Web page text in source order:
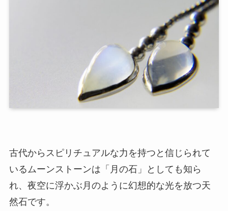
古代からスピリチュアルな力を持つと信じられて
いるムーンストーンは「月の石」としても知ら
れ、夜空に浮かぶ月のように幻想的な光を放つ天
然石です。